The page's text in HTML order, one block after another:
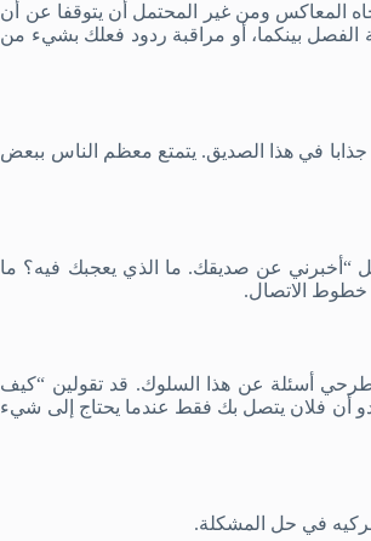
المعاكس ومن غير المحتمل أن يتوقفا عن أن
الفصل بينكما، أو مراقبة ردود فعلك بشيء من
في هذا الصديق. يتمتع معظم الناس ببعض
“أخبرني عن صديقك. ما الذي يعجبك فيه؟ ما
خطوط الاتصال.
أسئلة عن هذا السلوك. قد تقولين “كيف
أن فلان يتصل بك فقط عندما يحتاج إلى شيء
في حل المشكلة.